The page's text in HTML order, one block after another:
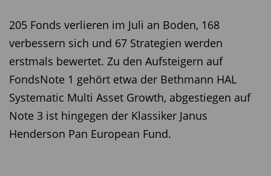
205 Fonds verlieren im Juli an Boden, 168
verbessern sich und 67 Strategien werden
erstmals bewertet. Zu den Aufsteigern auf
FondsNote 1 gehört etwa der Bethmann HAL
Systematic Multi Asset Growth, abgestiegen auf
Note 3 ist hingegen der Klassiker Janus
Henderson Pan European Fund.